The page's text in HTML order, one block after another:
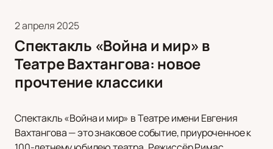
2 апреля 2025
Спектакль «Война и мир» в
Театре Вахтангова: новое
прочтение классики
Спектакль «Война и мир» в Театре имени Евгения
Вахтангова — это знаковое событие, приуроченное к